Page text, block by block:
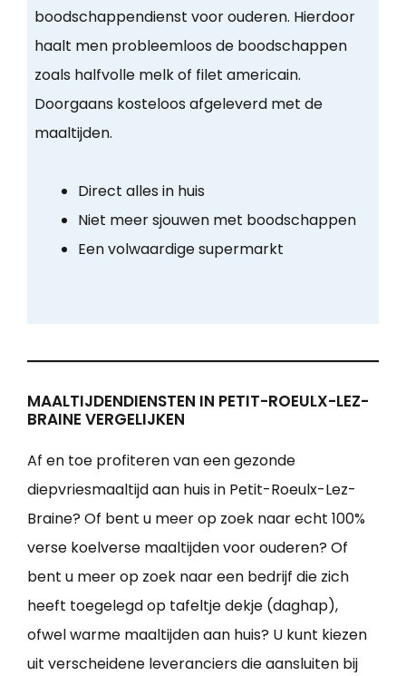
boodschappendienst voor ouderen. Hierdoor
haalt men probleemloos de boodschappen
zoals halfvolle melk of filet americain.
Doorgaans kosteloos afgeleverd met de
maaltijden.
Direct alles in huis
Niet meer sjouwen met boodschappen
Een volwaardige supermarkt
MAALTIJDENDIENSTEN IN PETIT-ROEULX-LEZ-
BRAINE VERGELIJKEN
Af en toe profiteren van een gezonde
diepvriesmaaltijd aan huis in Petit-Roeulx-Lez-
Braine? Of bent u meer op zoek naar echt 100%
verse koelverse maaltijden voor ouderen? Of
bent u meer op zoek naar een bedrijf die zich
heeft toegelegd op tafeltje dekje (daghap),
ofwel warme maaltijden aan huis? U kunt kiezen
uit verscheidene leveranciers die aansluiten bij